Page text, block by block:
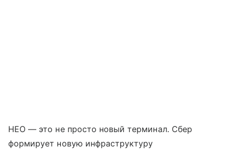
НЕО — это не просто новый терминал. Сбер
формирует новую инфраструктуру